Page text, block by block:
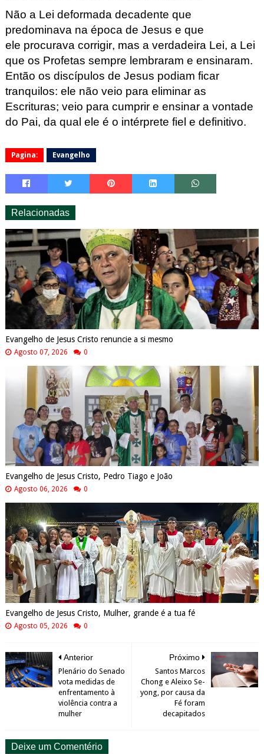
Não a Lei deformada decadente que
predominava na época de Jesus e que
ele procurava corrigir, mas a verdadeira Lei, a Lei
que os Profetas sempre lembraram e ensinaram.
Então os discípulos de Jesus podiam ficar
tranquilos: ele não veio para eliminar as
Escrituras; veio para cumprir e ensinar a vontade
do Pai, da qual ele é o intérprete fiel e definitivo.
Pagina: Evangelho
Relacionadas
Evangelho de Jesus Cristo renuncie a si mesmo
Agosto 07, 2026 0
Evangelho de Jesus Cristo, Pedro Tiago e João
Agosto 06, 2026 0
Evangelho de Jesus Cristo, Mulher, grande é a tua fé
Agosto 05, 2026 0
Próximo
Santos Marcos
Chong e Aleixo Se-
yong, por causa da
Fé foram
decapitados
Anterior
Plenário do Senado
vota medidas de
enfrentamento à
violência contra a
mulher
Deixe um Comentério